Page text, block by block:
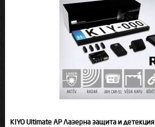
KIYO Ultimate AP Лазерна защита и детекция